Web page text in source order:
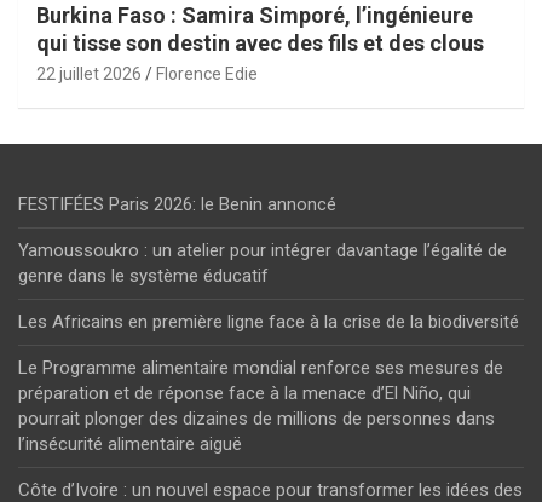
Burkina Faso : Samira Simporé, l’ingénieure
qui tisse son destin avec des fils et des clous
22 juillet 2026 Florence Edie
FESTIFÉES Paris 2026: le Benin annoncé
Yamoussoukro : un atelier pour intégrer davantage l’égalité de
genre dans le système éducatif
Les Africains en première ligne face à la crise de la biodiversité
Le Programme alimentaire mondial renforce ses mesures de
préparation et de réponse face à la menace d’El Niño, qui
pourrait plonger des dizaines de millions de personnes dans
l’insécurité alimentaire aiguë
Côte d’Ivoire : un nouvel espace pour transformer les idées des